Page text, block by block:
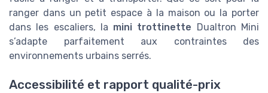
ranger dans un petit espace à la maison ou la porter
dans les escaliers, la mini trottinette Dualtron Mini
s’adapte parfaitement aux contraintes des
environnements urbains serrés.
Accessibilité et rapport qualité-prix